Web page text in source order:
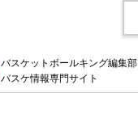
バスケットボールキング編集部
バスケ情報専門サイト